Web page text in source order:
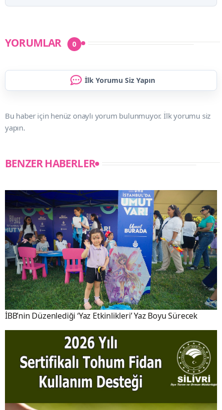
YORUMLAR 0
İlk Yorumu Siz Yapın
Bu haber için henüz onaylı yorum bulunmuyor. İlk yorumu siz
yapın.
BENZER HABERLER
İBB’nin Düzenlediği ‘Yaz Etkinlikleri’ Yaz Boyu Sürecek